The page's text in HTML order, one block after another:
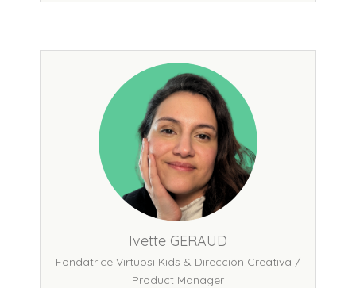
Ivette GERAUD
Fondatrice Virtuosi Kids & Dirección Creativa /
Product Manager